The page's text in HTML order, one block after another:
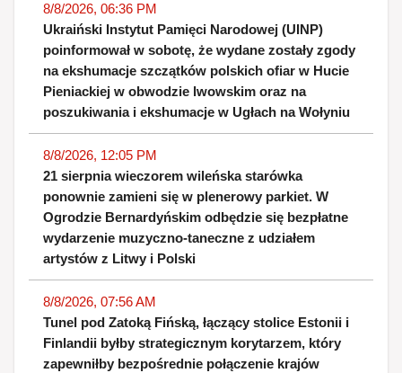
8/8/2026, 06:36 PM
Ukraiński Instytut Pamięci Narodowej (UINP)
poinformował w sobotę, że wydane zostały zgody
na ekshumacje szczątków polskich ofiar w Hucie
Pieniackiej w obwodzie lwowskim oraz na
poszukiwania i ekshumacje w Ugłach na Wołyniu
8/8/2026, 12:05 PM
21 sierpnia wieczorem wileńska starówka
ponownie zamieni się w plenerowy parkiet. W
Ogrodzie Bernardyńskim odbędzie się bezpłatne
wydarzenie muzyczno-taneczne z udziałem
artystów z Litwy i Polski
8/8/2026, 07:56 AM
Tunel pod Zatoką Fińską, łączący stolice Estonii i
Finlandii byłby strategicznym korytarzem, który
zapewniłby bezpośrednie połączenie krajów